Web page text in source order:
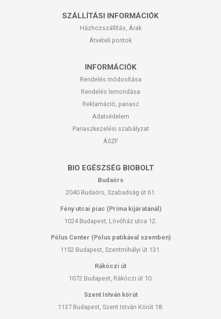
SZÁLLÍTÁSI INFORMÁCIÓK
Házhozszállítás, Árak
Átvételi pontok
INFORMÁCIÓK
Rendelés módosítása
Rendelés lemondása
Reklamáció, panasz
Adatvédelem
Panaszkezelési szabályzat
ÁSZF
BIO EGÉSZSÉG BIOBOLT
Budaörs
2040 Budaörs, Szabadság út 61.
Fény utcai piac (Príma kijáratánál)
1024 Budapest, Lövőház utca 12.
Pólus Center (Pólus patikával szemben)
1152 Budapest, Szentmihályi út 131.
Rákóczi út
1072 Budapest, Rákóczi út 10.
Szent István körút
1137 Budapest, Szent István Körút 18.